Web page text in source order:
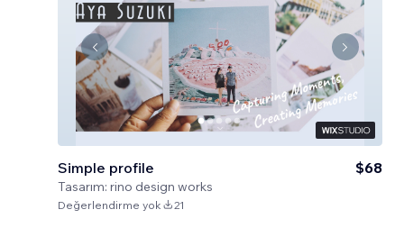
Simple profile
Tasarım: rino design works
$68
Değerlendirme yok 21